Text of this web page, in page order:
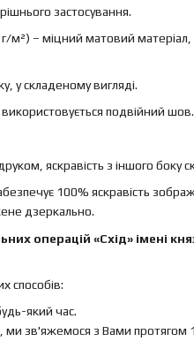
застосування.
м²) – міцний матовий
у складеному вигляді.
використовується подвійний шов.
яскравість з іншого боку
100% яскравість
дзеркально.
операцій «Схід» імені
способів:
який час.
зв'яжемося з Вами протягом